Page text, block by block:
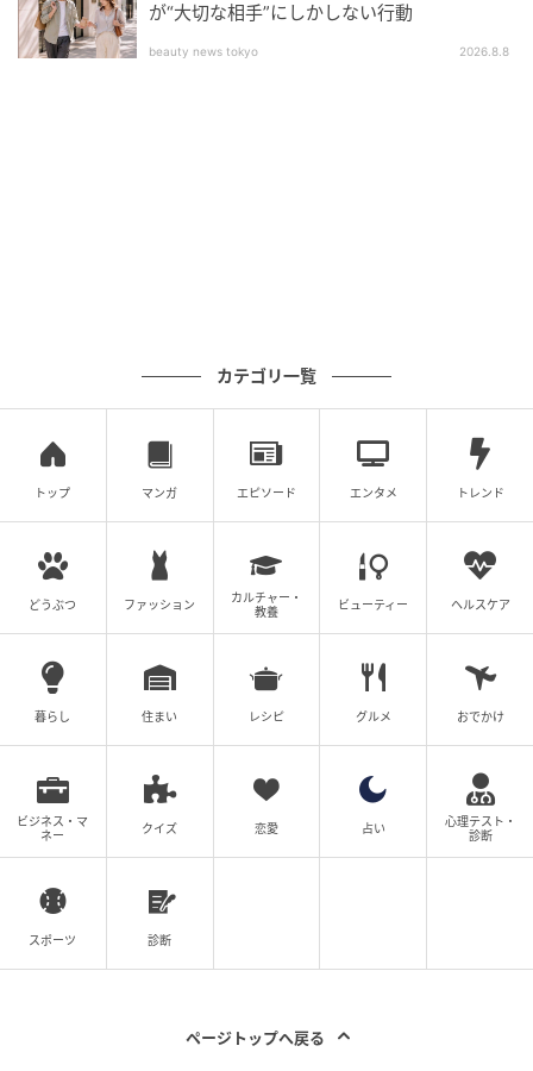
が“大切な相手”にしかしない行動
beauty news tokyo 2026.8.8
カテゴリ一覧
トップ マンガ エピソード エンタメ トレンド
どうぶつ ファッション
カルチャー・
教養
ビューティー ヘルスケア
暮らし 住まい レシピ グルメ おでかけ
ビジネス・マ
ネー
クイズ 恋愛 占い
心理テスト・
診断
スポーツ 診断
ページトップへ戻る